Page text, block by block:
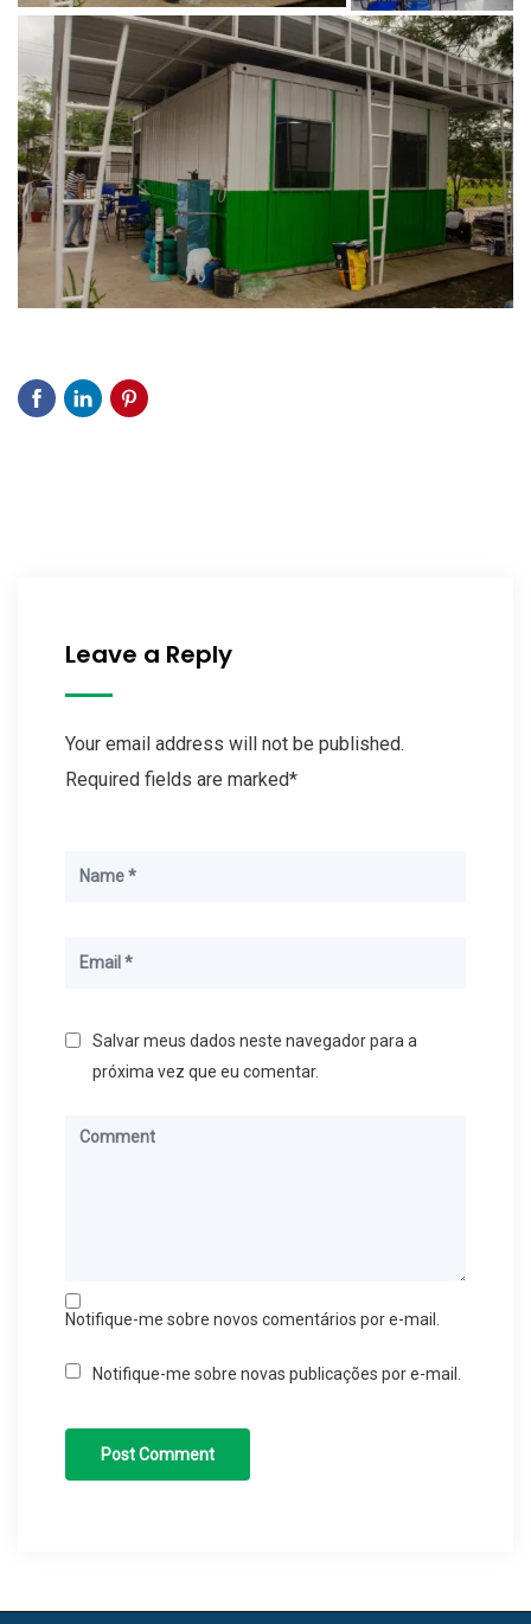
Leave a Reply
Your email address will not be published.
Required fields are marked*
Salvar meus dados neste navegador para a
próxima vez que eu comentar.
Notifique-me sobre novos comentários por e-mail.
Notifique-me sobre novas publicações por e-mail.